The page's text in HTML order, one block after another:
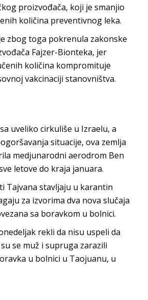
proizvođača, koji je smanjio
količina preventivnog leka.
zbog toga pokrenula zakonske
Fajzer-Bionteka, jer
količina kompromituje
vakcinaciji stanovništva.
uveliko cirkuliše u Izraelu, a
situacije, ova zemlja
medjunarodni aerodrom Ben
letove do kraja januara.
Tajvana stavljaju u karantin
za izvorima dva nova slučaja
sa boravkom u bolnici.
rekli da nisu uspeli da
se muž i supruga zarazili
u bolnici u Taojuanu, u